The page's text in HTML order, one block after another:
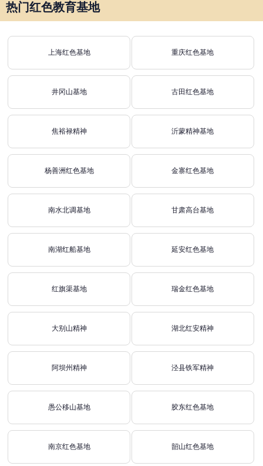
热门红色教育基地
上海红色基地 重庆红色基地
井冈山基地 古田红色基地
焦裕禄精神 沂蒙精神基地
杨善洲红色基地 金寨红色基地
南水北调基地 甘肃高台基地
南湖红船基地 延安红色基地
红旗渠基地 瑞金红色基地
大别山精神 湖北红安精神
阿坝州精神 泾县铁军精神
愚公移山基地 胶东红色基地
南京红色基地 韶山红色基地